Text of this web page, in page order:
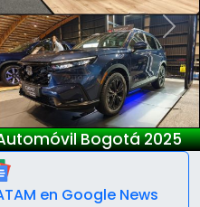
S05
Next
en Google News